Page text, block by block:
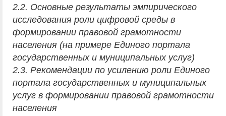
2.2. Основные результаты эмпирического
исследования роли цифровой среды в
формировании правовой грамотности
населения (на примере Единого портала
государственных и муниципальных услуг)
2.3. Рекомендации по усилению роли Единого
портала государственных и муниципальных
услуг в формировании правовой грамотности
населения